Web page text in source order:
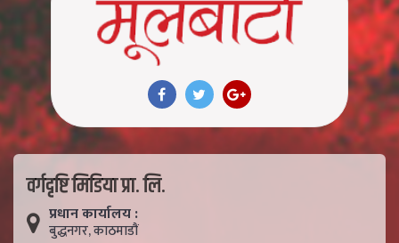
वर्गदृष्टि मिडिया प्रा. लि.
प्रधान कार्यालय :
बुद्धनगर, काठमाडाैं